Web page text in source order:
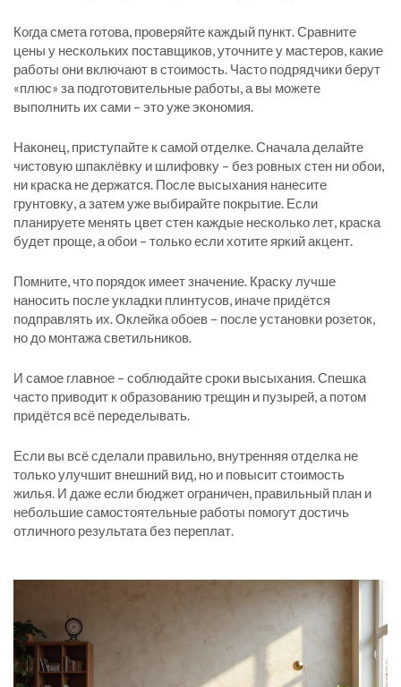
Когда смета готова, проверяйте каждый пункт. Сравните
цены у нескольких поставщиков, уточните у мастеров, какие
работы они включают в стоимость. Часто подрядчики берут
«плюс» за подготовительные работы, а вы можете
выполнить их сами – это уже экономия.
Наконец, приступайте к самой отделке. Сначала делайте
чистовую шпаклёвку и шлифовку – без ровных стен ни обои,
ни краска не держатся. После высыхания нанесите
грунтовку, а затем уже выбирайте покрытие. Если
планируете менять цвет стен каждые несколько лет, краска
будет проще, а обои – только если хотите яркий акцент.
Помните, что порядок имеет значение. Краску лучше
наносить после укладки плинтусов, иначе придётся
подправлять их. Оклейка обоев – после установки розеток,
но до монтажа светильников.
И самое главное – соблюдайте сроки высыхания. Спешка
часто приводит к образованию трещин и пузырей, а потом
придётся всё переделывать.
Если вы всё сделали правильно, внутренняя отделка не
только улучшит внешний вид, но и повысит стоимость
жилья. И даже если бюджет ограничен, правильный план и
небольшие самостоятельные работы помогут достичь
отличного результата без переплат.